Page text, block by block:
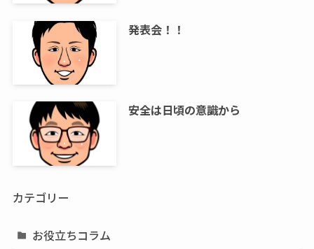
発表会！！
安全は日頃の意識から
カテゴリー
お役立ちコラム